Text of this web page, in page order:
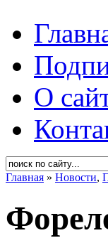
О
Главная » Новости,